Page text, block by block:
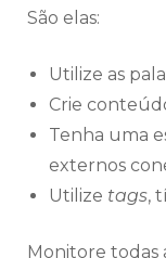
São elas:
Utilize as
Crie
Tenha uma
externos
Utilize tags,
Monitore todas